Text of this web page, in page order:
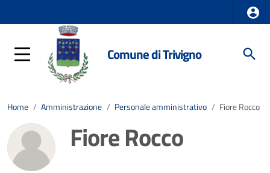
Comune di Trivigno
Home / Amministrazione / Personale amministrativo / Fiore Rocco
Fiore Rocco